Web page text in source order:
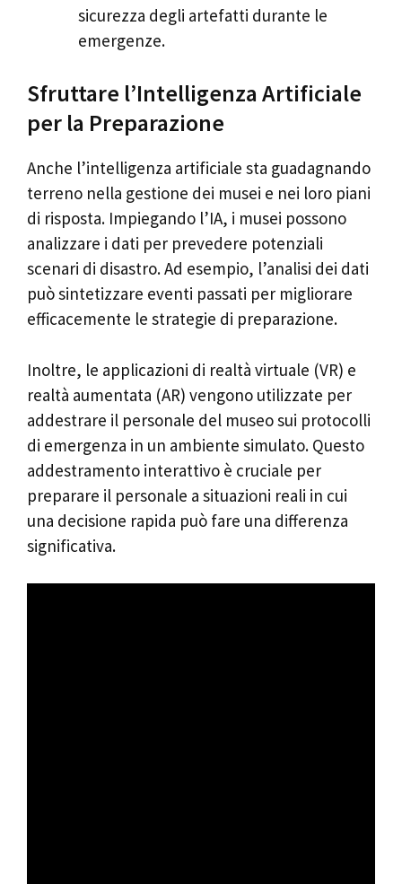
sicurezza degli artefatti durante le
emergenze.
Sfruttare l’Intelligenza Artificiale
per la Preparazione
Anche l’intelligenza artificiale sta guadagnando
terreno nella gestione dei musei e nei loro piani
di risposta. Impiegando l’IA, i musei possono
analizzare i dati per prevedere potenziali
scenari di disastro. Ad esempio, l’analisi dei dati
può sintetizzare eventi passati per migliorare
efficacemente le strategie di preparazione.
Inoltre, le applicazioni di realtà virtuale (VR) e
realtà aumentata (AR) vengono utilizzate per
addestrare il personale del museo sui protocolli
di emergenza in un ambiente simulato. Questo
addestramento interattivo è cruciale per
preparare il personale a situazioni reali in cui
una decisione rapida può fare una differenza
significativa.